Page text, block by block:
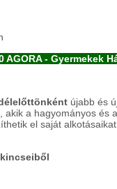
- Gyermekek
újabb és
akik a hagyományos és
el saját